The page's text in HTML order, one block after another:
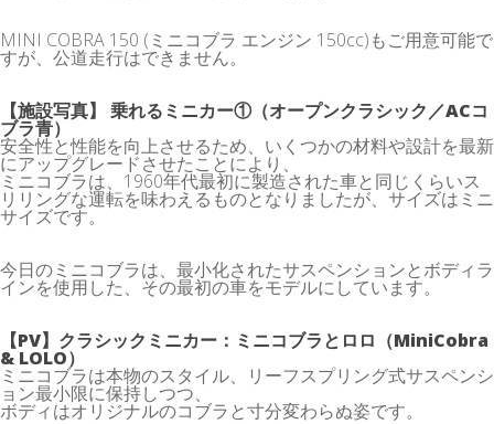
MINI COBRA 150 (ミニコブラ エンジン 150cc)もご用意可能で
すが、公道走行はできません。
【施設写真】 乗れるミニカー①（オープンクラシック／ACコ
ブラ青）
安全性と性能を向上させるため、いくつかの材料や設計を最新
にアップグレードさせたことにより、
ミニコブラは、1960年代最初に製造された車と同じくらいス
リリングな運転を味わえるものとなりましたが、サイズはミニ
サイズです。
今日のミニコブラは、最小化されたサスペンションとボディラ
インを使用した、その最初の車をモデルにしています。
【PV】クラシックミニカー：ミニコブラとロロ（MiniCobra
& LOLO）
ミニコブラは本物のスタイル、リーフスプリング式サスペンシ
ョン最小限に保持しつつ、
ボディはオリジナルのコブラと寸分変わらぬ姿です。